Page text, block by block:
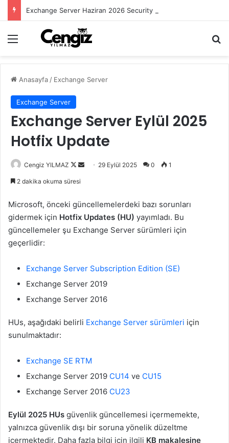
Menü
Anasayfa / Exchange Server
Exchange Server
Exchange Server Eylül 2025
Hotfix Update
Cengiz YILMAZ
Follow
Bir
göndermek
29 Eylül 2025 0 1
2 dakika okuma süresi
Microsoft, önceki güncellemelerdeki bazı sorunları
gidermek için Hotfix Updates (HU) yayımladı. Bu
güncellemeler şu Exchange Server sürümleri için
geçerlidir:
Exchange Server Subscription Edition (SE)
Exchange Server 2019
Exchange Server 2016
HUs, aşağıdaki belirli Exchange Server sürümleri için
sunulmaktadır:
Exchange SE RTM
Exchange Server 2019 CU14 ve CU15
Exchange Server 2016 CU23
Eylül 2025 HUs güvenlik güncellemesi içermemekte,
yalnızca güvenlik dışı bir soruna yönelik düzeltme
içermektedir. Daha fazla bilgi için ilgili KB makalesine